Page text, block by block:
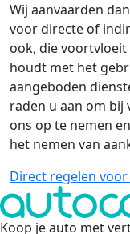
Wij aanvaarden
voor directe of
ook, die
houdt met het
aangeboden
raden u aan om
ons op te nemen
het nemen van
Direct regelen voor
Koop je auto met